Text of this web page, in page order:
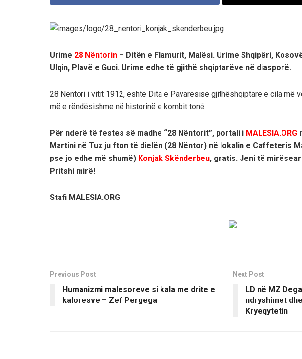
Urime 28 Nëntorin – Ditën e Flamurit, Malësi. Urime Shqipëri,
Ulqin, Plavë e Guci. Urime edhe të gjithë shqiptarëve në diasporë.
28 Nëntori i vitit 1912, është Dita e Pavarësisë gjithëshqiptare e cila më
më e rëndësishme në historinë e kombit tonë.
Për nderë të festes së madhe “28 Nëntorit”, portali i MALESIA.ORG
Martini në Tuz ju fton të dielën (28 Nëntor) në lokalin e Caffeteris
pse jo edhe më shumë) Konjak Skënderbeu, gratis. Jeni të
Pritshi mirë!
Stafi MALESIA.ORG
Previous Post
Humanizmi malesoreve si kala me drite e
kaloresve – Zef Pergega
Next Post
LD në MZ
ndryshimet
Kryeqytetin